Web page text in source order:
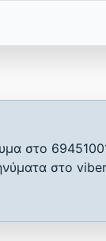
στο
στο